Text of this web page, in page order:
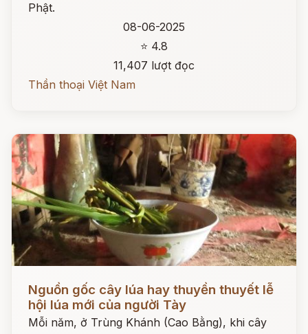
Phật.
08-06-2025
⭐ 4.8
11,407 lượt đọc
Thần thoại Việt Nam
Đọc ngay
Nguồn gốc cây lúa hay thuyền thuyết lễ
hội lúa mới của người Tày
Mỗi năm, ở Trùng Khánh (Cao Bằng), khi cây